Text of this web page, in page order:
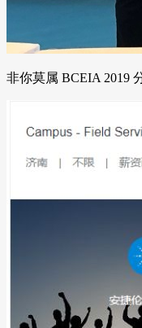
非你莫属 BCEIA 2019